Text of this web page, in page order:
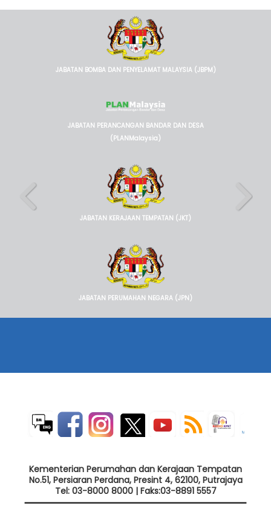
JABATAN BOMBA DAN PENYELAMAT MALAYSIA (JBPM)
JABATAN PERANCANGAN BANDAR DAN DESA
(PLANMalaysia)
JABATAN KERAJAAN TEMPATAN (JKT)
JABATAN PERUMAHAN NEGARA (JPN)
Kementerian Perumahan dan Kerajaan Tempatan
No.51, Persiaran Perdana, Presint 4, 62100, Putrajaya
Tel: 03-8000 8000 | Faks:03-8891 5557